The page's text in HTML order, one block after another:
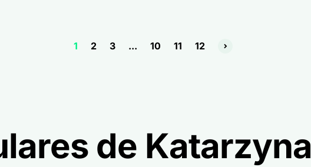
1 2 3 ... 10 11 12
de Katarzyna